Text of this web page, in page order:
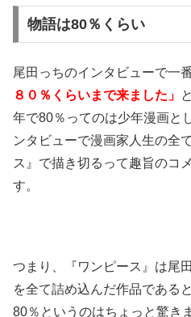
物語は80％くらい
尾田っちのインタビューで一
８０％くらいまで来ました」
年で80％ってのは少年漫画と
ンタビューで漫画家人生の全
ス』で描き切るって趣旨のコ
す。
つまり、『ワンピース』は尾
を全て詰め込んだ作品である
80％というのはちょっと驚き